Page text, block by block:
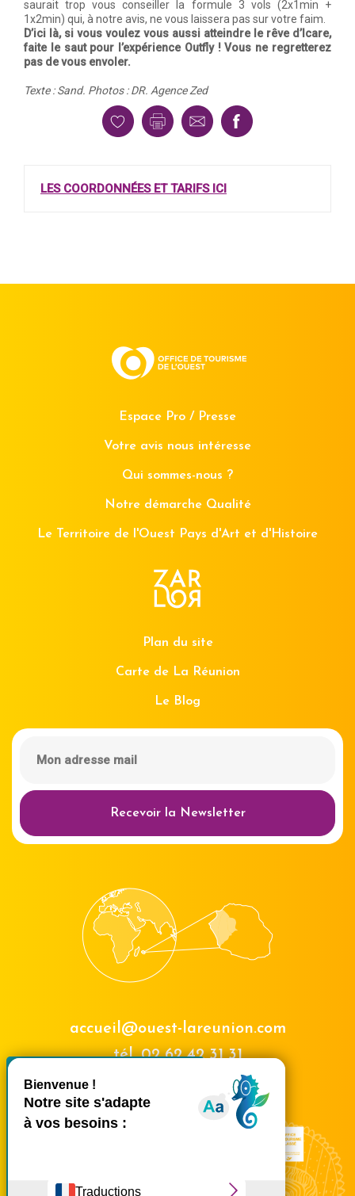
Masquer le
saurait trop vous conseiller la formule 3 vols (2x1min +
1x2min) qui, à notre avis, ne vous laissera pas sur votre faim.
D’ici là, si vous voulez vous aussi atteindre le rêve d’Icare,
faite le saut pour l’expérience Outfly ! Vous ne regretterez
pas de vous envoler.
Texte : Sand. Photos : DR. Agence Zed
LES COORDONNÉES ET TARIFS ICI
Espace Pro / Presse
Votre avis nous intéresse
Qui sommes-nous ?
Notre démarche Qualité
Le Territoire de l'Ouest Pays d'Art et d'Histoire
Plan du site
Carte de La Réunion
Le Blog
Recevoir la Newsletter
accueil@ouest-lareunion.com
tél.02 62 42 31 31
Nous rencontrer